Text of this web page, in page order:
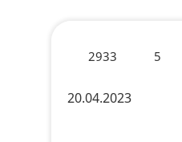
2933 5
20.04.2023